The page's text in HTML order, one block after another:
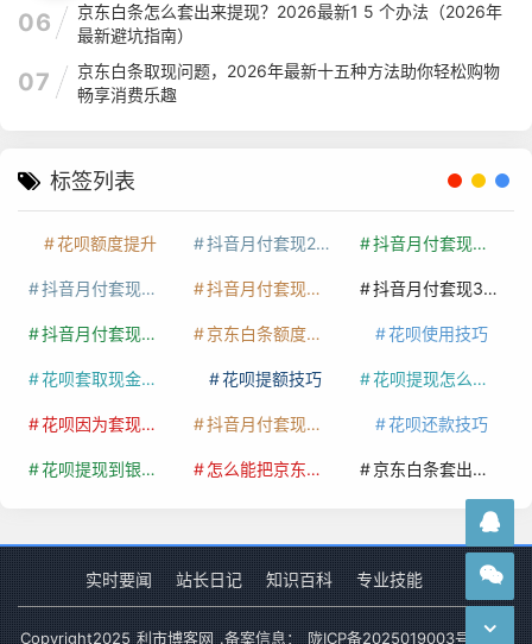
06
京东白条怎么套出来提现？2026最新1 5 个办法（2026年
最新避坑指南）
07
京东白条取现问题，2026年最新十五种方法助你轻松购物
畅享消费乐趣
标签列表
花呗额度提升 抖音月付套现24小时接单 抖音月付套现怎么套
抖音月付套现多少手续费 抖音月付套现商家有哪些 抖音月付套现30秒技巧
抖音月付套现最新方法 京东白条额度提升 花呗使用技巧
花呗套取现金最佳方法 花呗提额技巧 花呗提现怎么操作
花呗因为套现被限额了这种情况要多久才会好 抖音月付套现秒回100起 花呗还款技巧
花呗提现到银行卡 怎么能把京东白条额度钱套出来 京东白条套出来手续费多少
实时要闻 站长日记 知识百科 专业技能
Copyright2025 利市博客网 .备案信息： 陇ICP备2025019003号-1